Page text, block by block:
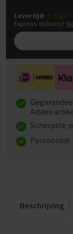
Levertijd: 5 dagen
Express delivery?
check
Advies
check Scherpste
check Persoonlijk
Beschrijving